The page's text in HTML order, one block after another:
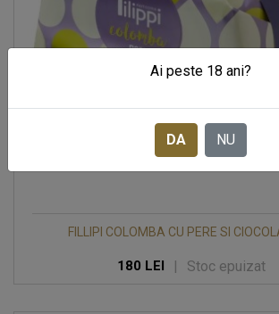
FILLIPI COLOMBA CU PERE SI
180 LEI | Stoc epuizat
Ai peste 18 ani?
DA NU